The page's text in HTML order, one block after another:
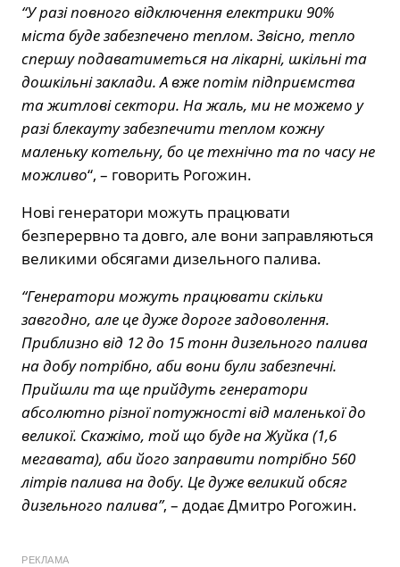
“У разі повного відключення електрики 90%
міста буде забезпечено теплом. Звісно, тепло
спершу подаватиметься на лікарні, шкільні та
дошкільні заклади. А вже потім підприємства
та житлові сектори. На жаль, ми не можемо у
разі блекауту забезпечити теплом кожну
маленьку котельну, бо це технічно та по часу не
можливо“, – говорить Рогожин.
Нові генератори можуть працювати
безперервно та довго, але вони заправляються
великими обсягами дизельного палива.
“Генератори можуть працювати скільки
завгодно, але це дуже дороге задоволення.
Приблизно від 12 до 15 тонн дизельного палива
на добу потрібно, аби вони були забезпечні.
Прийшли та ще прийдуть генератори
абсолютно різної потужності від маленької до
великої. Скажімо, той що буде на Жуйка (1,6
мегавата), аби його заправити потрібно 560
літрів палива на добу. Це дуже великий обсяг
дизельного палива”, – додає Дмитро Рогожин.
РЕКЛАМА